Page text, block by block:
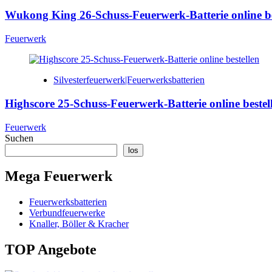
Wukong King 26-Schuss-Feuerwerk-Batterie online
Feuerwerk
Silvesterfeuerwerk|Feuerwerksbatterien
Highscore 25-Schuss-Feuerwerk-Batterie online
Feuerwerk
Suchen
los
Mega Feuerwerk
Feuerwerksbatterien
Verbundfeuerwerke
Knaller, Böller & Kracher
TOP Angebote